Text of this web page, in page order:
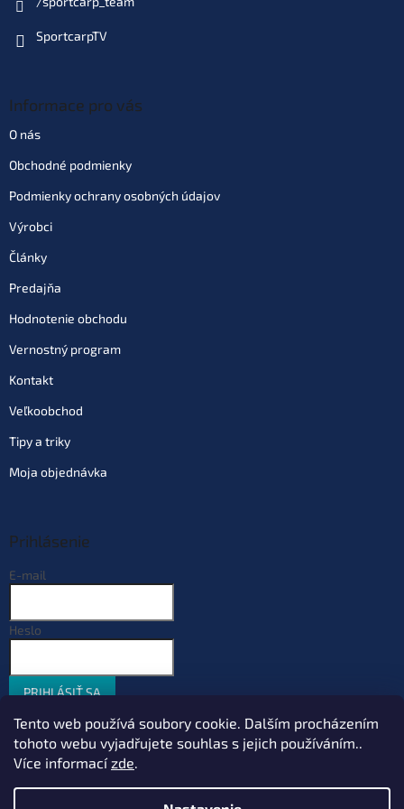
Tento web používá soubory cookie. Dalším procházením
tohoto webu vyjadřujete souhlas s jejich používáním..
Více informacízde.
SportcarpTV
Informace pro vás
O nás
Obchodné podmienky
Podmienky ochrany osobných údajov
Výrobci
Články
Predajňa
Hodnotenie obchodu
Vernostný program
Kontakt
Veľkoobchod
Tipy a triky
Moja objednávka
Prihlásenie
E-mail
Heslo
PRIHLÁSIŤ SA
Nová registrácia
Zabudnuté heslo